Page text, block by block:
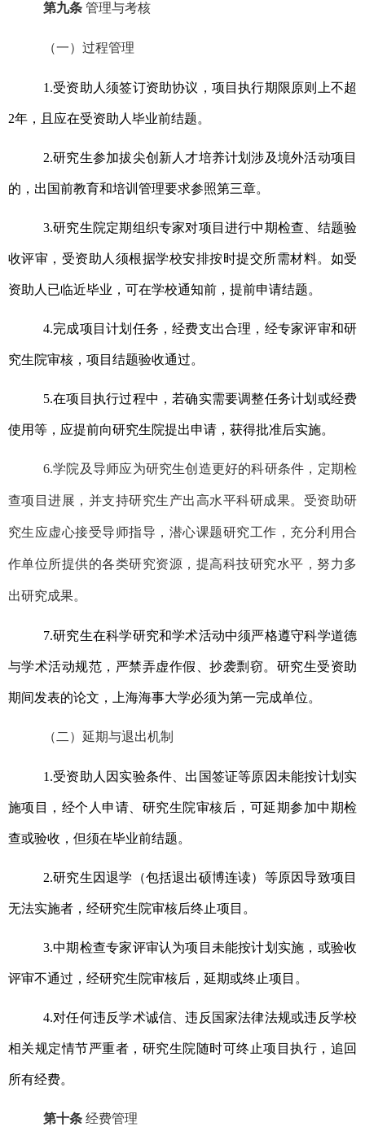
第九条 管理与考核
（一）过程管理
1.受资助人须签订资助协议，项目执行期限原则上不超
2年，且应在受资助人毕业前结题。
2.研究生参加拔尖创新人才培养计划涉及境外活动项目
的，出国前教育和培训管理要求参照第三章。
3.研究生院定期组织专家对项目进行中期检查、结题验
收评审，受资助人须根据学校安排按时提交所需材料。如受
资助人已临近毕业，可在学校通知前，提前申请结题。
4.完成项目计划任务，经费支出合理，经专家评审和研
究生院审核，项目结题验收通过。
5.在项目执行过程中，若确实需要调整任务计划或经费
使用等，应提前向研究生院提出申请，获得批准后实施。
6.学院及导师应为研究生创造更好的科研条件，定期检
查项目进展，并支持研究生产出高水平科研成果。受资助研
究生应虚心接受导师指导，潜心课题研究工作，充分利用合
作单位所提供的各类研究资源，提高科技研究水平，努力多
出研究成果。
7.研究生在科学研究和学术活动中须严格遵守科学道德
与学术活动规范，严禁弄虚作假、抄袭剽窃。研究生受资助
期间发表的论文，上海海事大学必须为第一完成单位。
（二）延期与退出机制
1.受资助人因实验条件、出国签证等原因未能按计划实
施项目，经个人申请、研究生院审核后，可延期参加中期检
查或验收，但须在毕业前结题。
2.研究生因退学（包括退出硕博连读）等原因导致项目
无法实施者，经研究生院审核后终止项目。
3.中期检查专家评审认为项目未能按计划实施，或验收
评审不通过，经研究生院审核后，延期或终止项目。
4.对任何违反学术诚信、违反国家法律法规或违反学校
相关规定情节严重者，研究生院随时可终止项目执行，追回
所有经费。
第十条 经费管理